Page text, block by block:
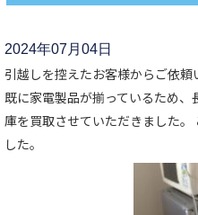
2024年07月04日
引越しを控えたお客様からご依
既に家電製品が揃っているため
庫を買取させていただきました
した。